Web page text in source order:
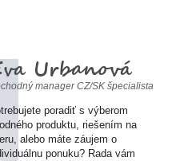
Urbanová
manager CZ/SK špecialista
poradiť s výberom
produktu, riešením na
alebo máte záujem o
ponuku? Rada vám